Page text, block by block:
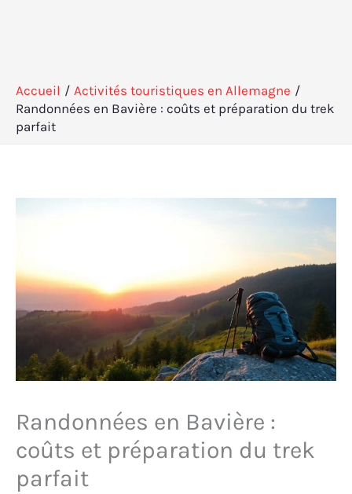
Accueil
Activités touristiques en Allemagne
Randonnées en Bavière : coûts et préparation du trek
parfait
Randonnées en Bavière :
coûts et préparation du trek
parfait